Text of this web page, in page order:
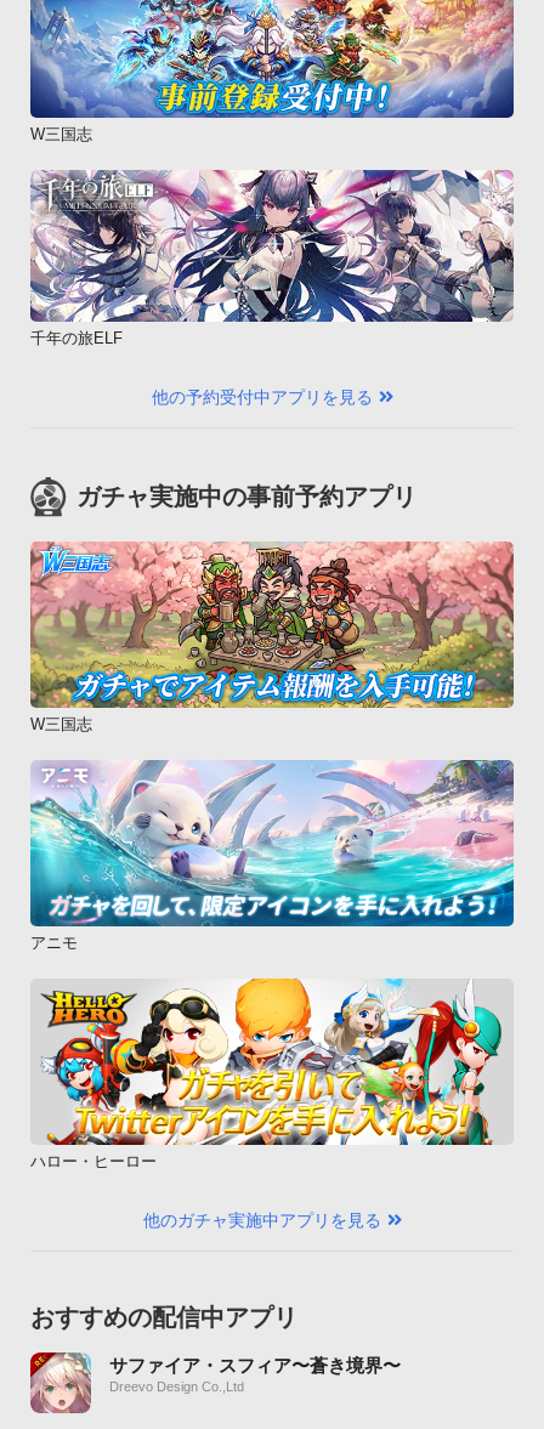
W三国志
千年の旅ELF
他の予約受付中アプリを見る
ガチャ実施中の事前予約アプリ
W三国志
アニモ
ハロー・ヒーロー
他のガチャ実施中アプリを見る
おすすめの配信中アプリ
サファイア・スフィア〜蒼き境界〜
Dreevo Design Co.,Ltd